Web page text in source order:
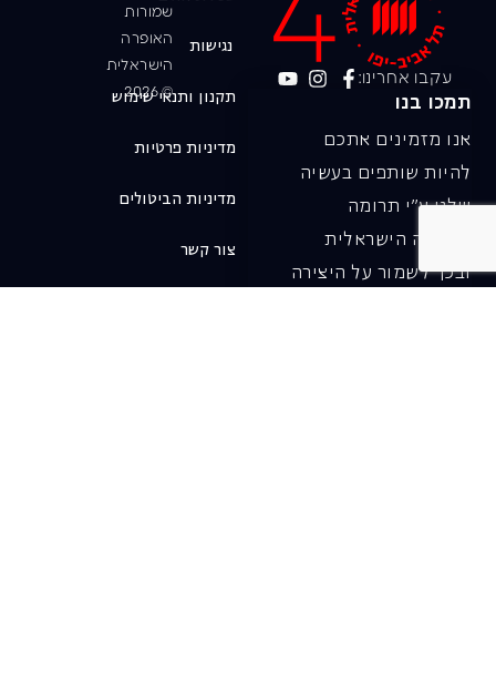
עקבו אחרינו:
תמכו בנו
אנו מזמינים אתכם
להיות שותפים בעשיה
שלנו ע"י תרומה
לאופרה הישראלית
ובכך לשמור על היצירה
שמורות
האופרה
הישראלית
© 2026
נגישות
תקנון ותנאי שימוש
מדיניות פרטיות
מדיניות הביטולים
צור קשר